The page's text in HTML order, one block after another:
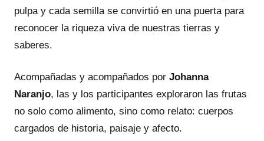
pulpa y cada semilla se convirtió en una puerta para
reconocer la riqueza viva de nuestras tierras y
saberes.
Acompañadas y acompañados por Johanna
Naranjo, las y los participantes exploraron las frutas
no solo como alimento, sino como relato: cuerpos
cargados de historia, paisaje y afecto.